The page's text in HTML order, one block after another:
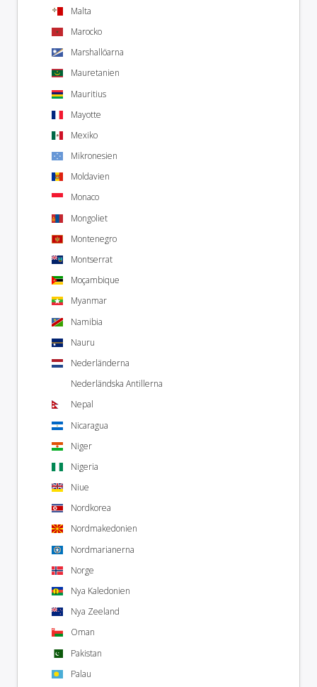
Malta
Marocko
Marshallöarna
Mauretanien
Mauritius
Mayotte
Mexiko
Mikronesien
Moldavien
Monaco
Mongoliet
Montenegro
Montserrat
Moçambique
Myanmar
Namibia
Nauru
Nederländerna
Nederländska Antillerna
Nepal
Nicaragua
Niger
Nigeria
Niue
Nordkorea
Nordmakedonien
Nordmarianerna
Norge
Nya Kaledonien
Nya Zeeland
Oman
Pakistan
Palau